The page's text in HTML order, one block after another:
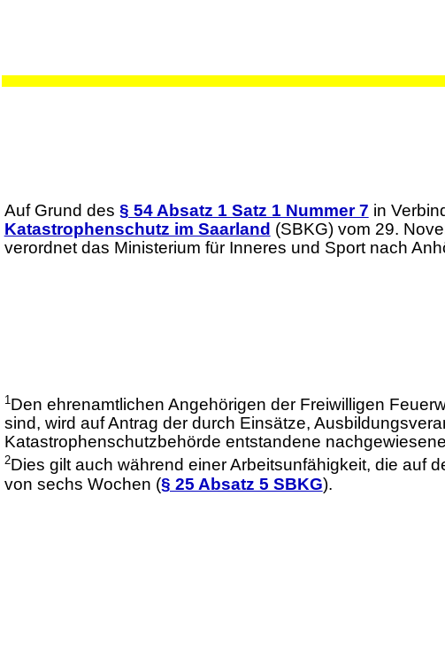
Auf Grund des § 54 Absatz 1 Satz 1 Nummer 7 in
Katastrophenschutz im Saarland (SBKG) vom 29.
verordnet das Ministerium für Inneres und Sport nach
1Den ehrenamtlichen Angehörigen der Freiwilligen
sind, wird auf Antrag der durch Einsätze,
Katastrophenschutzbehörde entstandene
2Dies gilt auch während einer Arbeitsunfähigkeit, die auf
von sechs Wochen (§ 25 Absatz 5 SBKG).